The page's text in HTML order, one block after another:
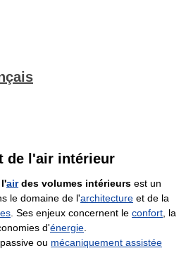
de l'air intérieur
l'airdes volumes intérieurs est un
le domaine de l'architecture et de la
. Ses enjeux concernent le confort , la
d'énergie
ou mécaniquement assistée